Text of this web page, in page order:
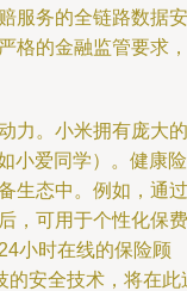
服务的全链路数据安
格的金融监管要求，
力。小米拥有庞大的
小爱同学）。健康险
生态中。例如，通过
，可用于个性化保费
小时在线的保险顾
的安全技术，将在此